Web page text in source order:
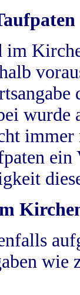
im
wurde
wie